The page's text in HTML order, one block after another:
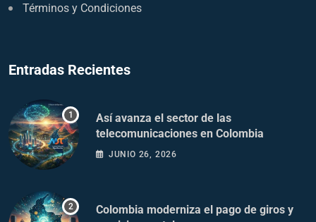
Términos y Condiciones
Entradas Recientes
Así avanza el sector de las
telecomunicaciones en Colombia
JUNIO 26, 2026
Colombia moderniza el pago de giros y